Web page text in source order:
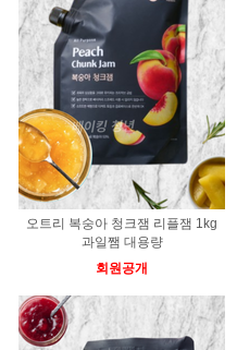
오트리 복숭아 청크잼 리플잼 1kg
과일쨈 대용량
회원공개